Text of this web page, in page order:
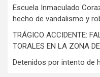
Escuela Inmaculado
hecho de vandalismo y
TRÁGICO ACCIDENTE:
TORALES EN LA ZONA
Detenidos por intento de